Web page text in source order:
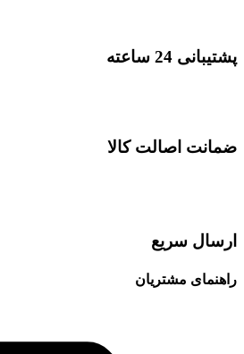
پشتیبانی 24 ساعته
ضمانت اصالت کالا
ارسال سریع
راهنمای مشتریان